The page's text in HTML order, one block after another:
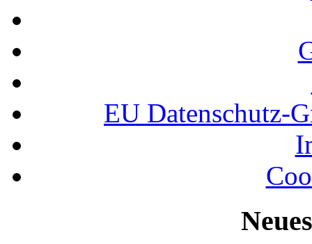
EU Datenschutz-